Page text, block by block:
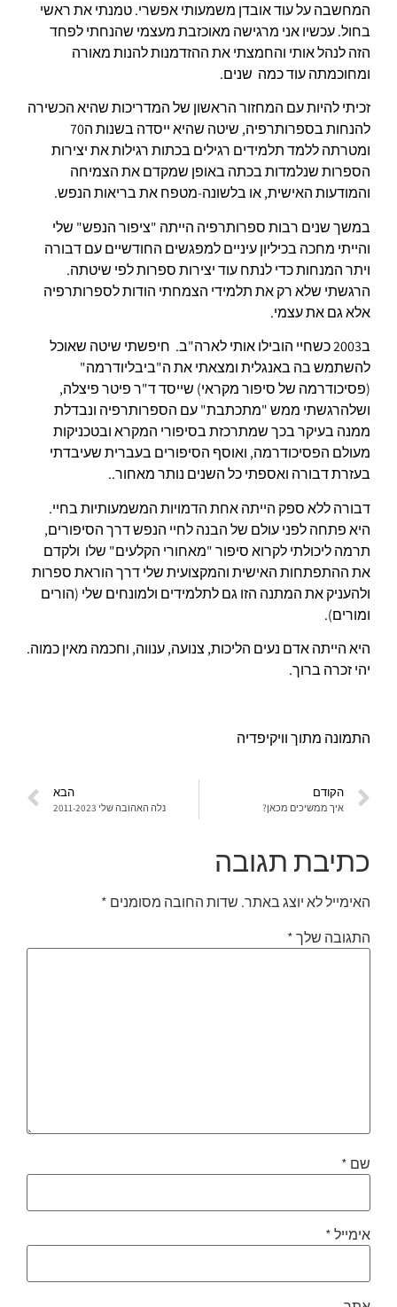
המחשבה על עוד אובדן משמעותי אפשרי. טמנתי את ראשי
בחול. עכשיו אני מרגישה מאוכזבת מעצמי שהנחתי לפחד
הזה לנהל אותי והחמצתי את ההזדמנות להנות מאורה
ומחוכמתה עוד כמה שנים.
זכיתי להיות עם המחזור הראשון של המדריכות שהיא הכשירה
להנחות בספרותרפיה, שיטה שהיא ייסדה בשנות ה70
ומטרתה ללמד תלמידים רגילים בכתות רגילות את יצירות
הספרות שנלמדות בכתה באופן שמקדם את הצמיחה
והמודעות האישית, או בלשונה-מטפח את בריאות הנפש.
במשך שנים רבות ספרותרפיה הייתה "ציפור הנפש" שלי
והייתי מחכה בכיליון עיניים למפגשים החודשיים עם דבורה
ויתר המנחות כדי לנתח עוד יצירות ספרות לפי שיטתה.
הרגשתי שלא רק את תלמידי הצמחתי הודות לספרותרפיה
אלא גם את עצמי.
ב2003 כשחיי הובילו אותי לארה"ב. חיפשתי שיטה שאוכל
להשתמש בה באנגלית ומצאתי את ה"ביבליודרמה"
(פסיכודרמה של סיפור מקראי) שייסד ד"ר פיטר פיצלה,
ושלהרגשתי ממש "מתכתבת" עם הספרותרפיה ונבדלת
ממנה בעיקר בכך שמתרכזת בסיפורי המקרא ובטכניקות
מעולם הפסיכודרמה, ואוסף הסיפורים בעברית שעיבדתי
בעזרת דבורה ואספתי כל השנים נותר מאחור..
דבורה ללא ספק הייתה אחת הדמויות המשמעותיות בחיי.
היא פתחה לפני עולם של הבנה לחיי הנפש דרך הסיפורים,
תרמה ליכולתי לקרוא סיפור "מאחורי הקלעים" שלו ולקדם
את ההתפתחות האישית והמקצועית שלי דרך הוראת ספרות
ולהעניק את המתנה הזו גם לתלמידים ולמונחים שלי (הורים
ומורים).
היא הייתה אדם נעים הליכות, צנועה, ענווה, וחכמה מאין כמוה.
יהי זכרה ברוך.
התמונה מתוך וויקיפדיה
הקודם
איך ממשיכים מכאן?
הבא
נלה האהובה שלי 2011-2023
כתיבת תגובה
האימייל לא יוצג באתר. שדות החובה מסומנים *
התגובה שלך*
שם *
אימייל*